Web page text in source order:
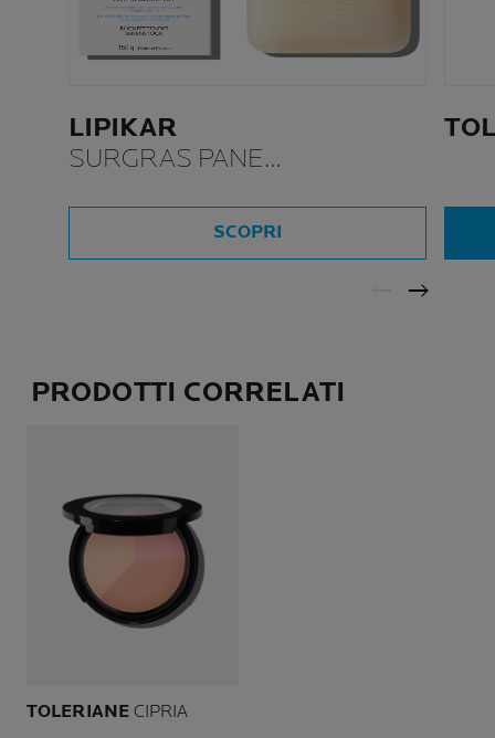
LIPIKAR
SURGRAS PANE
SCOPRI
PRODOTTI CORRELATI
TOLERIANECIPRIA